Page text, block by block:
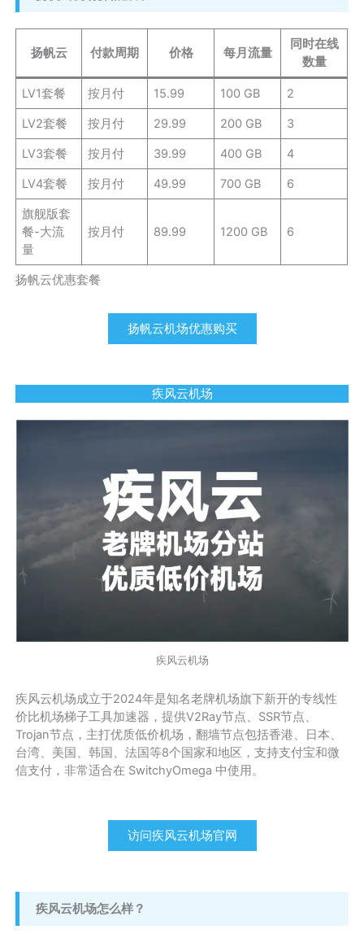
扬帆云 付款周期 价格 每月流量
同时在线
数量
LV1套餐 按月付 15.99 100 GB 2
LV2套餐 按月付 29.99 200 GB 3
LV3套餐 按月付 39.99 400 GB 4
LV4套餐 按月付 49.99 700 GB 6
旗舰版套
餐-大流
量
按月付 89.99 1200 GB 6
扬帆云优惠套餐
扬帆云机场优惠购买
疾风云机场
疾风云机场
疾风云机场成立于2024年是知名老牌机场旗下新开的专线性
价比机场梯子工具加速器，提供V2Ray节点、SSR节点、
Trojan节点，主打优质低价机场，翻墙节点包括香港、日本、
台湾、美国、韩国、法国等8个国家和地区，支持支付宝和微
信支付，非常适合在 SwitchyOmega 中使用。
访问疾风云机场官网
疾风云机场怎么样？